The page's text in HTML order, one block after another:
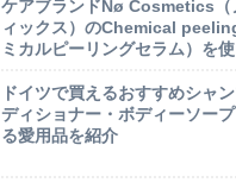
ケアブランドNø Cosmetics（
ィックス）のChemical
ミカルピーリングセラム）を
ドイツで買えるおすすめシャ
ディショナー・ボディーソー
る愛用品を紹介